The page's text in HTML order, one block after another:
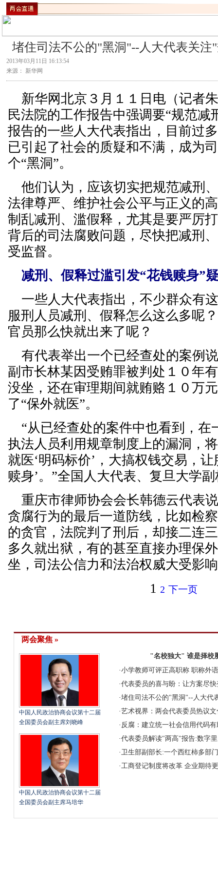
堵住司法不公的"黑洞"--人大代表关注
2013年03月11日 16:13:54
来源： 新华网
新华网北京３月１１日电（记者
民法院的工作报告中强调要“规范减
报告的一些人大代表指出，目前过
已引起了社会的质疑和不满，成为
个“黑洞”。
他们认为，应该切实把规范减刑
法律尊严、维护社会公平与正义的
制乱减刑、滥假释，尤其是要严厉
背后的司法腐败问题，尽快把减刑
受监督。
减刑、假释过滥引发“花钱赎身”
一些人大代表指出，不少群众有
服刑人员减刑、假释怎么这么多呢
官员那么快就出来了呢？
有代表举出一个已经查处的案例
副市长林某因受贿罪被判处１０年
没坐，还在审理期间就贿赂１０万
了“保外就医”。
“从已经查处的案件中也看到，在
执法人员利用规章制度上的漏洞，
就医‘明码标价’，大搞权钱交易，
赎身’。”全国人大代表、复旦大学
重庆市律师协会会长韩德云代表
贪腐行为的最后一道防线，比如检
的贪官，法院判了刑后，却接二连
多久就出狱，有的甚至直接办理保
坐，司法公信力和法治权威大受影
1 2 下一页
两会聚焦 »
中国人民政治协商会议第十二届
全国委员会副主席刘晓峰
中国人民政治协商会议第十二届
全国委员会副主席马培华
"名校独大" 谁是择校
·小学教师可评正高职称 职称外
·代表委员的喜与盼：让方案尽
·堵住司法不公的"黑洞"--人大代
·艺术视界：两会代表委员热议
· 反腐：建立统一社会信用代码
·代表委员解读"两高"报告:数字
·卫生部副部长:一个西红柿多部
·工商登记制度将改革 企业期待